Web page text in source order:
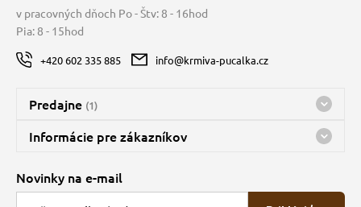
v pracovných dňoch Po - Štv: 8 - 16hod
Pia: 8 - 15hod
+420 602 335 885 info@krmiva-pucalka.cz
Predajne (1)
Predajňa a sklad Kbely
Bohužiaľ, momentálne máme zatvorené
Informácie pre zákazníkov
O spoločnosti
Novinky na e-mail